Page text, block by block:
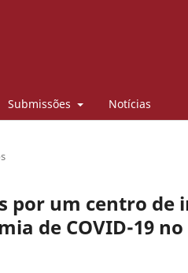
Submissões Notícias
um centro de
de COVID-19 no